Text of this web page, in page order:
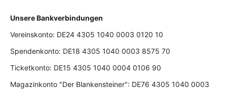
Unsere Bankverbindungen
Vereinskonto: DE24 4305 1040 0003 0120 10
Spendenkonto: DE18 4305 1040 0003 8575 70
Ticketkonto: DE15 4305 1040 0004 0106 90
Magazinkonto "Der Blankensteiner": DE76 4305 1040 0003